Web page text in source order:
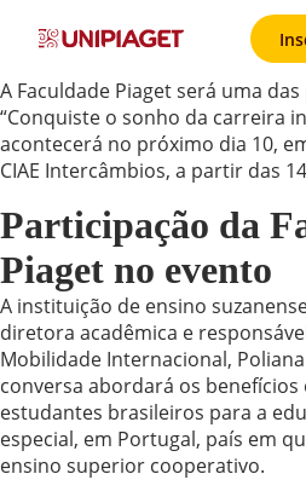
A Faculdade Piaget será uma
“Conquiste o sonho da carreira
acontecerá no próximo dia 10,
CIAE Intercâmbios, a partir das
Participação da
Piaget no evento
A instituição de ensino
diretora acadêmica e
Mobilidade Internacional,
conversa abordará os benefícios
estudantes brasileiros para a
especial, em Portugal, país em
ensino superior cooperativo.